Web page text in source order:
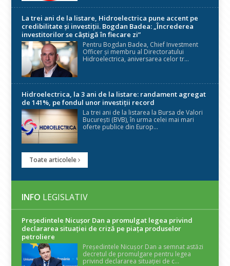
La trei ani de la listare, Hidroelectrica pune accent pe
credibilitate și investiții. Bogdan Badea: „Încrederea
investitorilor se câștigă în fiecare zi”
Pentru Bogdan Badea, Chief Investment
Officer și membru al Directoratului
Hidroelectrica, aniversarea celor tr...
Hidroelectrica, la 3 ani de la listare: randament agregat
de 141%, pe fondul unor investiții record
La trei ani de la listarea la Bursa de Valori
București (BVB), în urma celei mai mari
oferte publice din Europ...
Toate articolele
INFO LEGISLATIV
Președintele Nicuşor Dan a promulgat legea privind
declararea situaţiei de criză pe piaţa produselor
petroliere
Președintele Nicușor Dan a semnat astăzi
decretul de promulgare pentru legea
privind declararea situației de c...